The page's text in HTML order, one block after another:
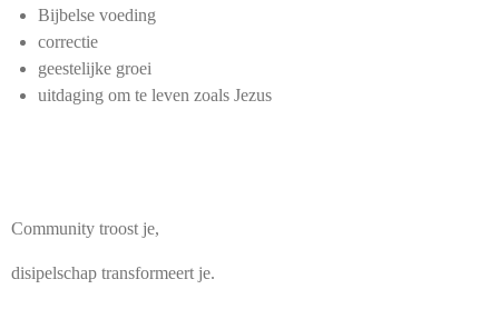
Bijbelse voeding
correctie
geestelijke groei
uitdaging om te leven zoals Jezus
Community troost je,
disipelschap transformeert je.